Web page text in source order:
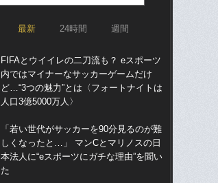
最新 24時間 週間
FIFAとウイイレの二刀流も？ eスポーツ
内ではマイナーなサッカーゲームだけ
ど…“3つの魅力”とは〈フォートナイトは
人口3億5000万人〉
「若い世代がサッカーを90分見るのが難
しくなったと…」 マンCとマリノスの日
本法人に“eスポーツにガチな理由”を聞い
た